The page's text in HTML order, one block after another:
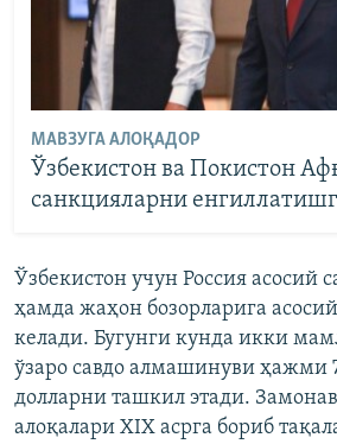
МАВЗУГА АЛОҚАДОР
Ўзбекистон ва Покистон
санкцияларни
Ўзбекистон учун Россия асосий
ҳамда жаҳон бозорларига
келади. Бугунги кунда икки
ўзаро савдо алмашинуви ҳажми
долларни ташкил этади.
алоқалари XIX асрга бориб